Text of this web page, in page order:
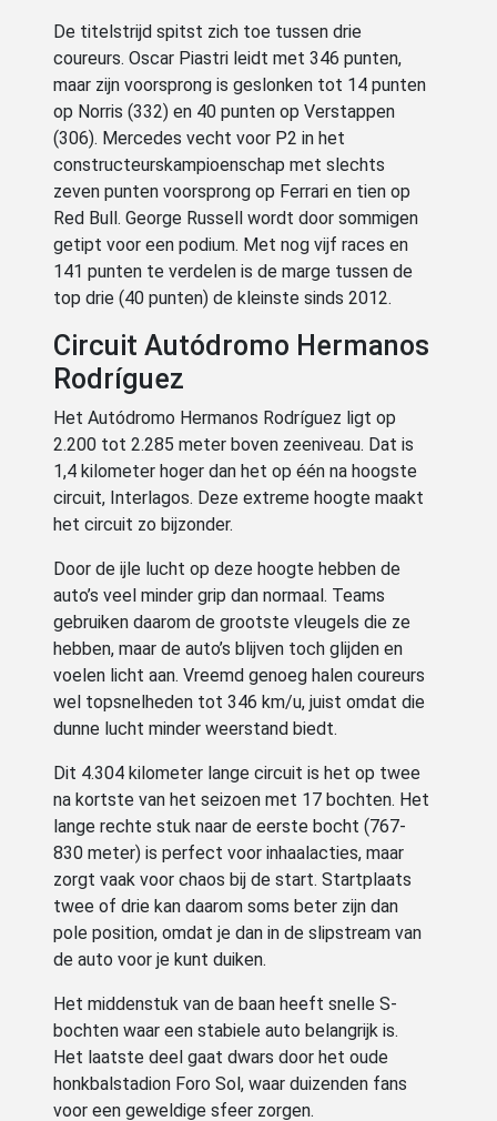
De titelstrijd spitst zich toe tussen drie
coureurs. Oscar Piastri leidt met 346 punten,
maar zijn voorsprong is geslonken tot 14 punten
op Norris (332) en 40 punten op Verstappen
(306). Mercedes vecht voor P2 in het
constructeurskampioenschap met slechts
zeven punten voorsprong op Ferrari en tien op
Red Bull. George Russell wordt door sommigen
getipt voor een podium. Met nog vijf races en
141 punten te verdelen is de marge tussen de
top drie (40 punten) de kleinste sinds 2012.
Circuit Autódromo Hermanos
Rodríguez
Het Autódromo Hermanos Rodríguez ligt op
2.200 tot 2.285 meter boven zeeniveau. Dat is
1,4 kilometer hoger dan het op één na hoogste
circuit, Interlagos. Deze extreme hoogte maakt
het circuit zo bijzonder.
Door de ijle lucht op deze hoogte hebben de
auto’s veel minder grip dan normaal. Teams
gebruiken daarom de grootste vleugels die ze
hebben, maar de auto’s blijven toch glijden en
voelen licht aan. Vreemd genoeg halen coureurs
wel topsnelheden tot 346 km/u, juist omdat die
dunne lucht minder weerstand biedt.
Dit 4.304 kilometer lange circuit is het op twee
na kortste van het seizoen met 17 bochten. Het
lange rechte stuk naar de eerste bocht (767-
830 meter) is perfect voor inhaalacties, maar
zorgt vaak voor chaos bij de start. Startplaats
twee of drie kan daarom soms beter zijn dan
pole position, omdat je dan in de slipstream van
de auto voor je kunt duiken.
Het middenstuk van de baan heeft snelle S-
bochten waar een stabiele auto belangrijk is.
Het laatste deel gaat dwars door het oude
honkbalstadion Foro Sol, waar duizenden fans
voor een geweldige sfeer zorgen.